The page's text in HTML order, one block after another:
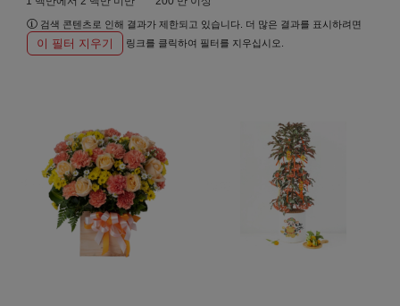
검색 콘텐츠로 인해 결과가 제한되고 있습니다. 더 많은 결과를 표시하려면
이 필터 지우기 링크를 클릭하여 필터를 지우십시오.